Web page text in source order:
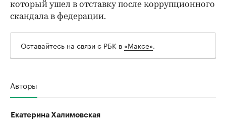
который ушел в отставку после коррупционного
скандала в федерации.
Оставайтесь на связи с РБК в «Максе».
Авторы
Екатерина Халимовская